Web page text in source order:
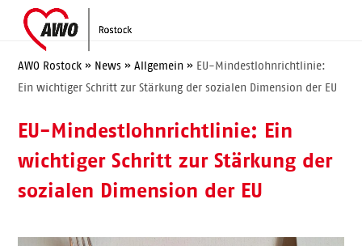
content
Open
mobile
menu
Close
mobile
menu
AWO Rostock » News »Allgemein » EU-Mindestlohnrichtlinie:
Ein wichtiger Schritt zur Stärkung der sozialen Dimension der EU
EU-Mindestlohnrichtlinie: Ein
wichtiger Schritt zur Stärkung der
sozialen Dimension der EU